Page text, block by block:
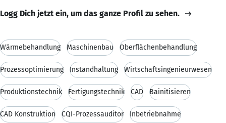
Logg Dich jetzt ein, um das ganze Profil zu sehen.
Wärmebehandlung Maschinenbau Oberflächenbehandlung
Prozessoptimierung Instandhaltung Wirtschaftsingenieurwesen
Produktionstechnik Fertigungstechnik CAD Bainitisieren
CAD Konstruktion CQI-Prozessauditor Inbetriebnahme